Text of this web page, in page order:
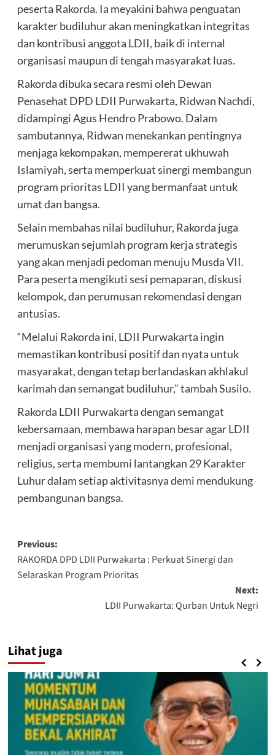
peserta Rakorda. Ia meyakini bahwa penguatan
karakter budiluhur akan meningkatkan integritas
dan kontribusi anggota LDII, baik di internal
organisasi maupun di tengah masyarakat luas.
Rakorda dibuka secara resmi oleh Dewan
Penasehat DPD LDII Purwakarta, Ridwan Nachdi,
didampingi Agus Hendro Prabowo. Dalam
sambutannya, Ridwan menekankan pentingnya
menjaga kekompakan, mempererat ukhuwah
Islamiyah, serta memperkuat sinergi membangun
program prioritas LDII yang bermanfaat untuk
umat dan bangsa.
Selain membahas nilai budiluhur, Rakorda juga
merumuskan sejumlah program kerja strategis
yang akan menjadi pedoman menuju Musda VII.
Para peserta mengikuti sesi pemaparan, diskusi
kelompok, dan perumusan rekomendasi dengan
antusias.
“Melalui Rakorda ini, LDII Purwakarta ingin
memastikan kontribusi positif dan nyata untuk
masyarakat, dengan tetap berlandaskan akhlakul
karimah dan semangat budiluhur,” tambah Susilo.
Rakorda LDII Purwakarta dengan semangat
kebersamaan, membawa harapan besar agar LDII
menjadi organisasi yang modern, profesional,
religius, serta membumi lantangkan 29 Karakter
Luhur dalam setiap aktivitasnya demi mendukung
pembangunan bangsa.
Post
navigation
Previous:
RAKORDA DPD LDII Purwakarta : Perkuat Sinergi dan
Selaraskan Program Prioritas
Next:
LDII Purwakarta: Qurban Untuk Negri
Lihat juga